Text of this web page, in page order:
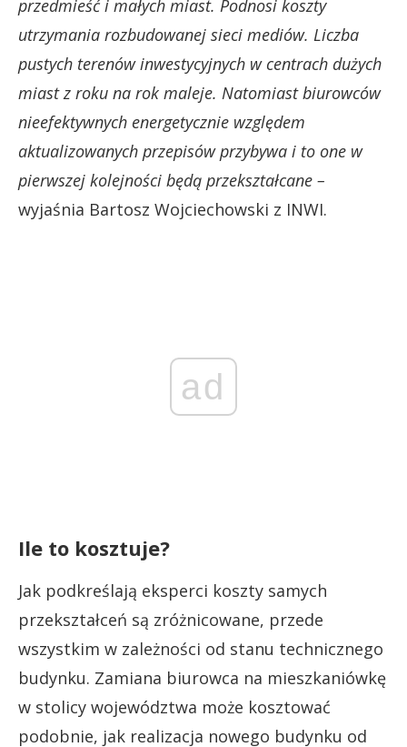
przedmieść i małych miast. Podnosi koszty
utrzymania rozbudowanej sieci mediów. Liczba
pustych terenów inwestycyjnych w centrach dużych
miast z roku na rok maleje. Natomiast biurowców
nieefektywnych energetycznie względem
aktualizowanych przepisów przybywa i to one w
pierwszej kolejności będą przekształcane –
wyjaśnia Bartosz Wojciechowski z INWI.
ad
Ile to kosztuje?
Jak podkreślają eksperci koszty samych
przekształceń są zróżnicowane, przede
wszystkim w zależności od stanu technicznego
budynku. Zamiana biurowca na mieszkaniówkę
w stolicy województwa może kosztować
podobnie, jak realizacja nowego budynku od